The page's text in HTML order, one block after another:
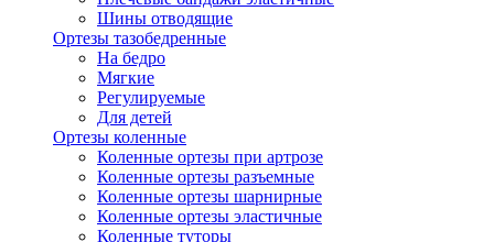
Шины отводящие
Ортезы тазобедренные
На бедро
Мягкие
Регулируемые
Для детей
Ортезы коленные
Коленные ортезы при артрозе
Коленные ортезы разъемные
Коленные ортезы шарнирные
Коленные ортезы эластичные
Коленные туторы